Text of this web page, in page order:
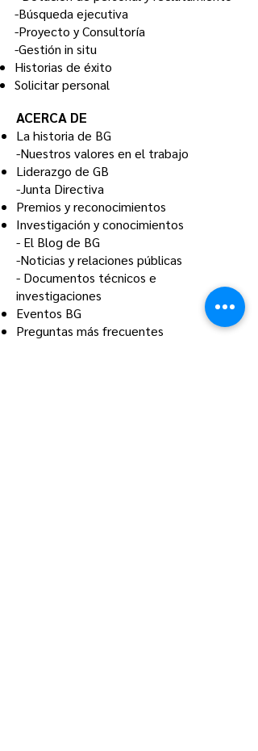
-Búsqueda ejecutiva
-Proyecto y Consultoría
-Gestión in situ
Historias de éxito
Solicitar personal
ACERCA DE
La historia de BG
-Nuestros valores en el trabajo
Liderazgo de GB
-Junta Directiva
Premios y reconocimientos
Investigación y conocimientos
- El Blog de BG
-Noticias y relaciones públicas
- Documentos técnicos e
investigaciones
Eventos BG
Preguntas más frecuentes